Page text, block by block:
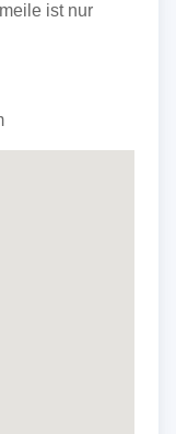
ist nur